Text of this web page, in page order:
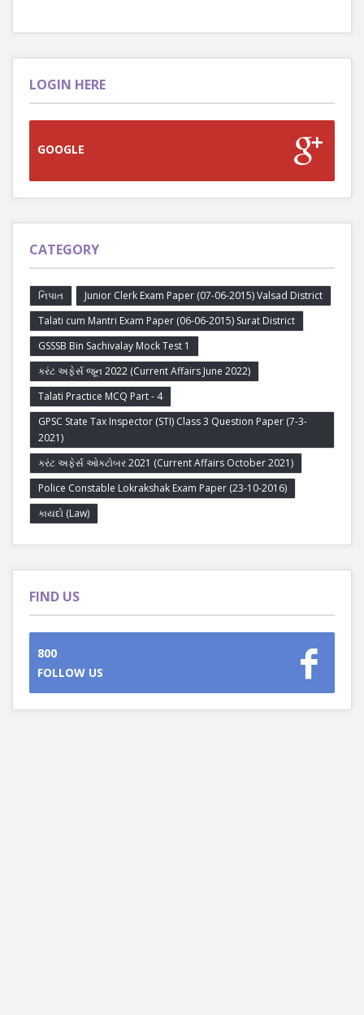
LOGIN HERE
GOOGLE
CATEGORY
નિપાત
Junior Clerk Exam Paper (07-06-2015) Valsad District
Talati cum Mantri Exam Paper (06-06-2015) Surat District
GSSSB Bin Sachivalay Mock Test 1
કરંટ અફેર્સ જૂન 2022 (Current Affairs June 2022)
Talati Practice MCQ Part - 4
GPSC State Tax Inspector (STI) Class 3 Question Paper (7-3-
2021)
કરંટ અફેર્સ ઓક્ટોબર 2021 (Current Affairs October 2021)
Police Constable Lokrakshak Exam Paper (23-10-2016)
કાયદો (Law)
FIND US
800
FOLLOW US